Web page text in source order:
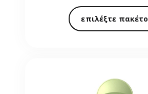
επιλέξτε πακέτο